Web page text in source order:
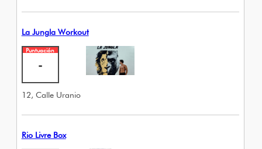
La Jungla Workout
Puntuación
-
12, Calle Uranio
Rio Livre Box